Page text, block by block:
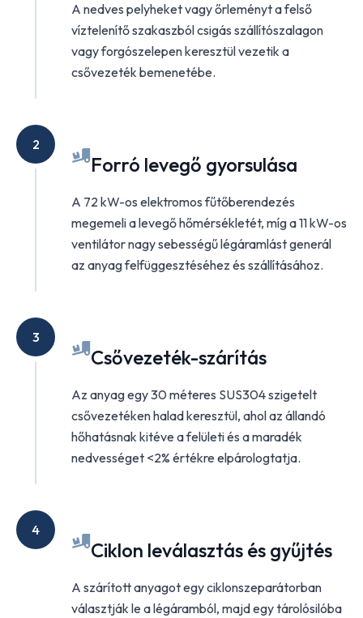
A nedves pelyheket vagy őrleményt a felső
víztelenítő szakaszból csigás szállítószalagon
vagy forgószelepen keresztül vezetik a
csővezeték bemenetébe.
2
Forró levegő gyorsulása
A 72 kW-os elektromos fűtőberendezés
megemeli a levegő hőmérsékletét, míg a 11 kW-os
ventilátor nagy sebességű légáramlást generál
az anyag felfüggesztéséhez és szállításához.
3
Csővezeték-szárítás
Az anyag egy 30 méteres SUS304 szigetelt
csővezetéken halad keresztül, ahol az állandó
hőhatásnak kitéve a felületi és a maradék
nedvességet <2% értékre elpárologtatja.
4
Ciklon leválasztás és gyűjtés
A szárított anyagot egy ciklonszeparátorban
választják le a légáramból, majd egy tárolósilóba